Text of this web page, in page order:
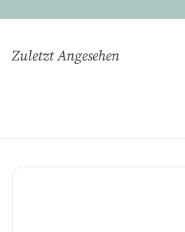
für
Zuletzt Angesehen